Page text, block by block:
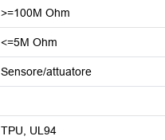
>=100M Ohm
<=5M Ohm
Sensore/attuatore
TPU, UL94